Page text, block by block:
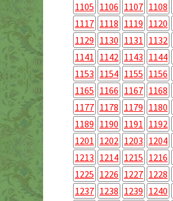
1105 1106 1107 1108
1117 1118 1119 1120
1129 1130 1131 1132
1141 1142 1143 1144
1153 1154 1155 1156
1165 1166 1167 1168
1177 1178 1179 1180
1189 1190 1191 1192
1201 1202 1203 1204
1213 1214 1215 1216
1225 1226 1227 1228
1237 1238 1239 1240